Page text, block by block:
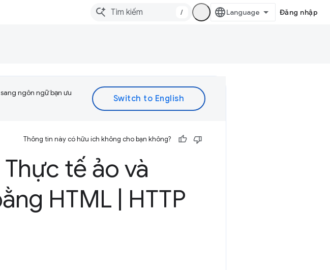
/ Đăng nhập
ngôn ngữ bạn ưu
Thông tin này có hữu ích không cho bạn không?
tế ảo và
HTML
HTTP